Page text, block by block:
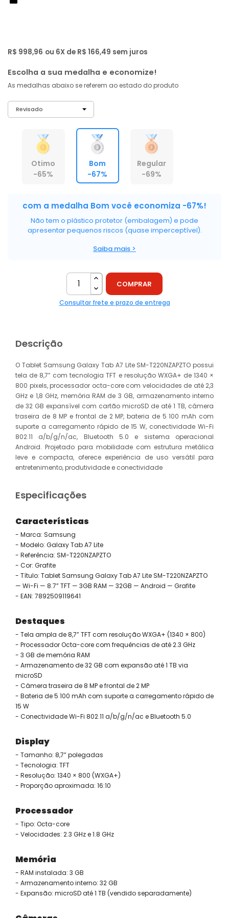
R$ 998,96 ou 6X de R$ 166,49 sem juros
Escolha a sua medalha e economize!
As medalhas abaixo se referem ao estado do produto
Otimo
-65%
Bom
-67%
Regular
-69%
com a medalha Bom você economiza -67%!
Não tem o plástico protetor (embalagem) e pode
apresentar pequenos riscos (quase imperceptível).
Saiba mais >
COMPRAR
Consultar frete e prazo de entrega
Descrição
O Tablet Samsung Galaxy Tab A7 Lite SM-T220NZAPZTO possui
tela de 8,7” com tecnologia TFT e resolução WXGA+ de 1340 ×
800 pixels, processador octa-core com velocidades de até 2,3
GHz e 1,8 GHz, memória RAM de 3 GB, armazenamento interno
de 32 GB expansível com cartão microSD de até 1 TB, câmera
traseira de 8 MP e frontal de 2 MP, bateria de 5 100 mAh com
suporte a carregamento rápido de 15 W, conectividade Wi-Fi
802.11 a/b/g/n/ac, Bluetooth 5.0 e sistema operacional
Android. Projetado para mobilidade com estrutura metálica
leve e compacta, oferece experiência de uso versátil para
entretenimento, produtividade e conectividade
Especificações
Características
- Marca: Samsung
- Modelo: Galaxy Tab A7 Lite
- Referência: SM-T220NZAPZTO
- Cor: Grafite
- Título: Tablet Samsung Galaxy Tab A7 Lite SM-T220NZAPZTO
— Wi-Fi — 8.7” TFT — 3GB RAM — 32GB — Android — Grafite
- EAN: 7892509119641
Destaques
- Tela ampla de 8,7” TFT com resolução WXGA+ (1340 × 800)
- Processador Octa-core com frequências de até 2.3 GHz
- 3 GB de memória RAM
- Armazenamento de 32 GB com expansão até 1 TB via
microSD
- Câmera traseira de 8 MP e frontal de 2 MP
- Bateria de 5 100 mAh com suporte a carregamento rápido de
15 W
- Conectividade Wi-Fi 802.11 a/b/g/n/ac e Bluetooth 5.0
Display
- Tamanho: 8,7” polegadas
- Tecnologia: TFT
- Resolução: 1340 × 800 (WXGA+)
- Proporção aproximada: 16:10
Processador
- Tipo: Octa-core
- Velocidades: 2.3 GHz e 1.8 GHz
Memória
- RAM instalada: 3 GB
- Armazenamento interno: 32 GB
- Expansão: microSD até 1 TB (vendido separadamente)